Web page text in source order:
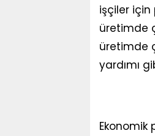
işçiler için
üretimde
üretimde
yardımı